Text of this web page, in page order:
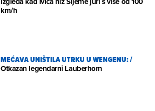
km/h
MEĆAVA UNIŠTILA UTRKU U WENGENU:/
Otkazan legendarni Lauberhorn